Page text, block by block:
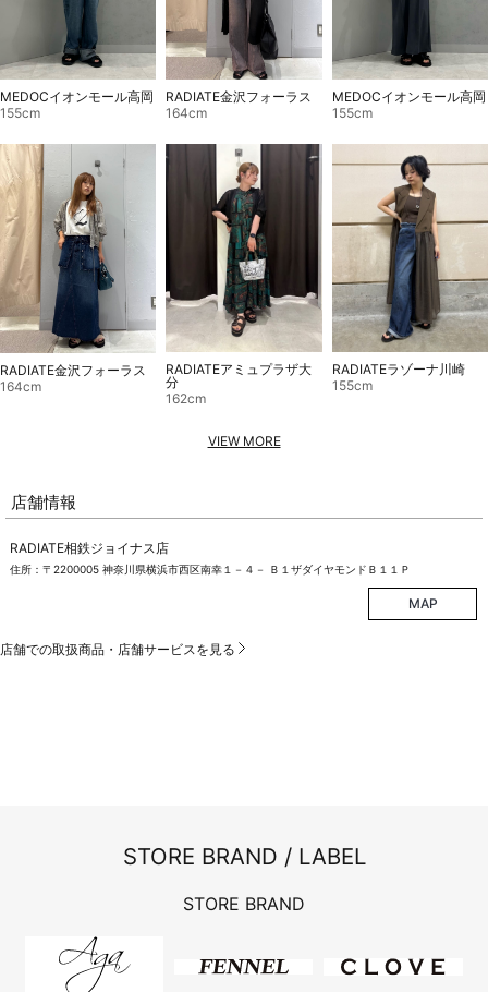
MEDOCイオンモール高岡
155cm
RADIATE金沢フォーラス
164cm
MEDOCイオンモール高岡
155cm
RADIATE金沢フォーラス
164cm
RADIATEアミュプラザ大
分
162cm
RADIATEラゾーナ川崎
155cm
VIEW MORE
店舗情報
RADIATE相鉄ジョイナス店
住所：〒2200005 神奈川県横浜市西区南幸１－４－ Ｂ１ザダイヤモンドＢ１１Ｐ
MAP
店舗での取扱商品・店舗サービスを見る
STORE BRAND / LABEL
STORE BRAND